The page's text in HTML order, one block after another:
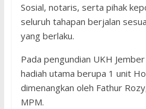
Sosial, notaris, serta pihak
seluruh tahapan berjalan
yang berlaku.
Pada pengundian UKH
hadiah utama berupa 1 unit
dimenangkan oleh Fathur
MPM.